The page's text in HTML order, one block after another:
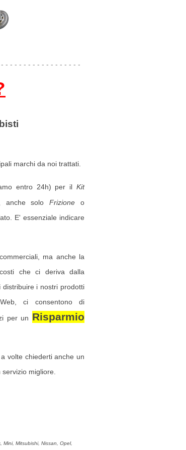
- - - - - - - - - - - - - - - - -
marchi da noi trattati.
entro 24h) per ilKit
, anche soloFrizione o
E' essenziale indicare
ma anche la
che ci deriva dalla
distribuire i nostri prodotti
ci consentono di
per un Risparmio
a volte chiederti anche un
migliore.
Mitsubishi, Nissan, Opel,